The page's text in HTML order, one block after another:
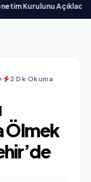
Açıkladı ve
2 Dk Okuma
Ölmek